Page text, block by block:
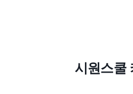
시원스쿨